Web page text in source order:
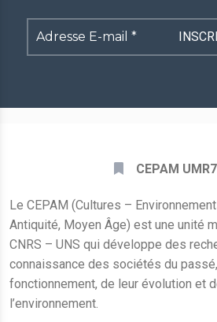
Adresse
E-
CEPAM
Le CEPAM (Cultures –
Antiquité, Moyen Âge) est une unité
CNRS – UNS qui développe des
connaissance des sociétés du
fonctionnement, de leur évolution et
l’environnement.